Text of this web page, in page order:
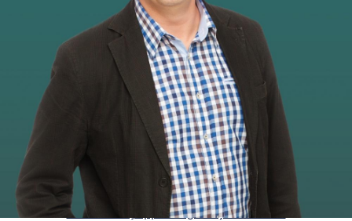
Last ned høyoppløselig versjon av bildet